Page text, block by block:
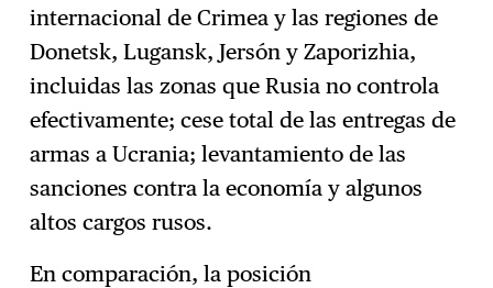
internacional de Crimea y las regiones de
Donetsk, Lugansk, Jersón y Zaporizhia,
incluidas las zonas que Rusia no controla
efectivamente; cese total de las entregas de
armas a Ucrania; levantamiento de las
sanciones contra la economía y algunos
altos cargos rusos.
En comparación, la posición